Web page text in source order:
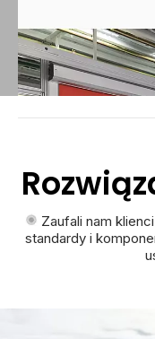
Zaufali nam
standardy i